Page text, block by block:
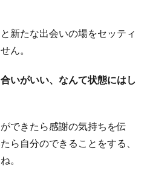
新たな出会いの場をセッティ
ん。
いがいい、なんて状態にはし
できたら感謝の気持ちを伝
ら自分のできることをする、
。